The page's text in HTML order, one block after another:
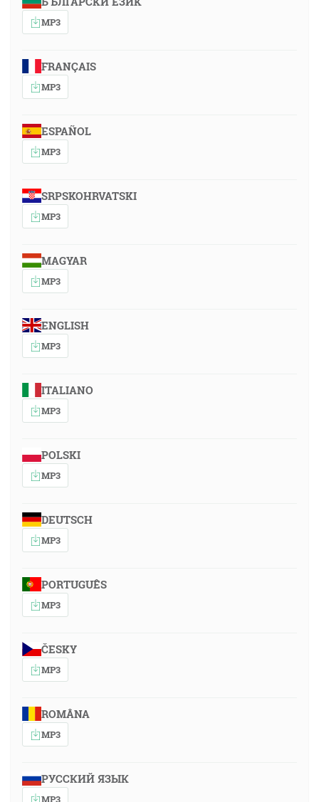
MP3
FRANÇAIS
MP3
ESPAÑOL
MP3
SRPSKOHRVATSKI
MP3
MAGYAR
MP3
ENGLISH
MP3
ITALIANO
MP3
POLSKI
MP3
DEUTSCH
MP3
PORTUGUÊS
MP3
ČESKY
MP3
ROMÂNA
MP3
РУССКИЙ ЯЗЫК
MP3